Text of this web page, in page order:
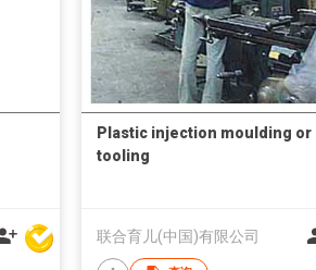
Plastic injection moulding or
tooling
联合育儿(中国)有限公司